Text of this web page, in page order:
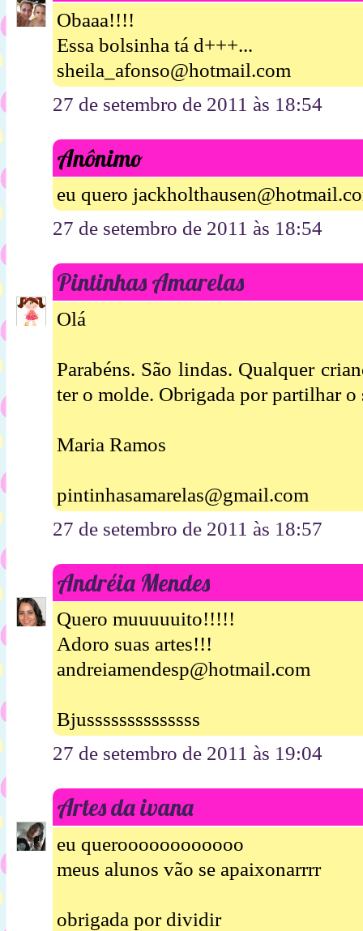
Obaaa!!!!
Essa bolsinha tá d+++...
sheila_afonso@hotmail.com
27 de setembro de 2011 às 18:54
Anônimo
eu quero
27 de setembro de 2011 às 18:54
Pintinhas Amarelas
Olá
Parabéns. São lindas. Qualquer
ter o molde. Obrigada por partilhar o
Maria Ramos
pintinhasamarelas@gmail.com
27 de setembro de 2011 às 18:57
Andréia Mendes
Quero muuuuuito!!!!!
Adoro suas artes!!!
andreiamendesp@hotmail.com
Bjussssssssssssss
27 de setembro de 2011 às 19:04
Artes da ivana
eu queroooooooooooo
meus alunos vão se apaixonarrrr
obrigada por dividir